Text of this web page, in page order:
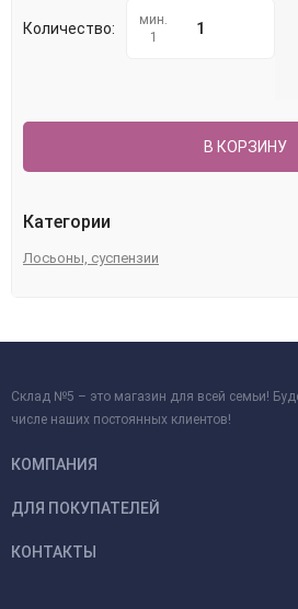
Количество:
мин.
1
В КОРЗИНУ
Категории
Лосьоны, суспензии
Склад №5 – это магазин для всей семьи!
числе наших постоянных клиентов!
КОМПАНИЯ
ДЛЯ ПОКУПАТЕЛЕЙ
КОНТАКТЫ